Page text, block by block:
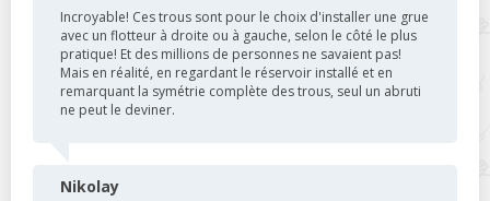
Incroyable! Ces trous sont pour le choix d'installer une grue
avec un flotteur à droite ou à gauche, selon le côté le plus
pratique! Et des millions de personnes ne savaient pas!
Mais en réalité, en regardant le réservoir installé et en
remarquant la symétrie complète des trous, seul un abruti
ne peut le deviner.
Nikolay